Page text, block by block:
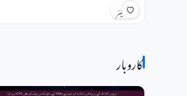
شیئر
کاروبار